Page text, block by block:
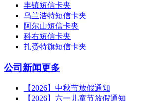
丰镇短信卡夹
乌兰浩特短信卡夹
阿尔山短信卡夹
科右短信卡夹
扎赉特旗短信卡夹
公司新闻更多
【2026】中秋节放假通知
【2026】六一儿童节放假通知